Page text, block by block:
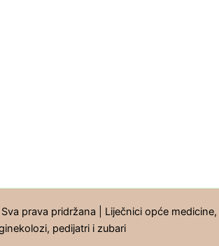
prava pridržana | Liječnici opće medicine,
pedijatri i zubari